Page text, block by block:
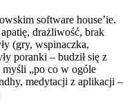
software house’ie.
drażliwość, brak
(gry, wspinaczka,
poranki – budził się z
„po co w ogóle
medytacji z aplikacji –